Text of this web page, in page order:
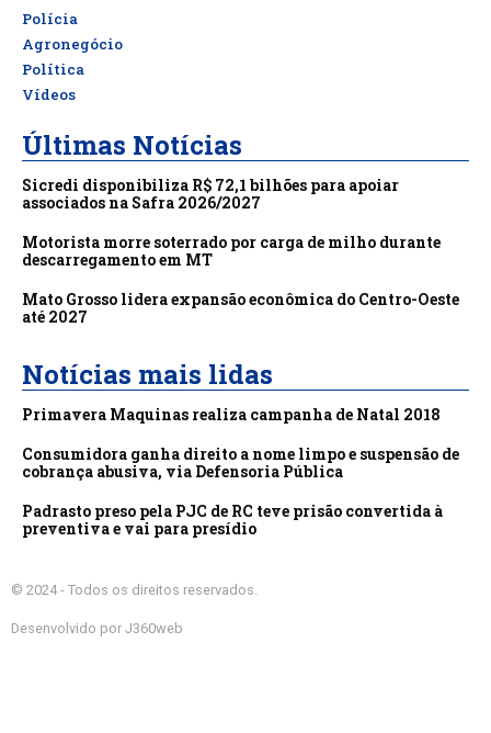
Polícia
Agronegócio
Política
Vídeos
Últimas Notícias
Sicredi disponibiliza R$ 72,1 bilhões para apoiar
associados na Safra 2026/2027
Motorista morre soterrado por carga de milho durante
descarregamento em MT
Mato Grosso lidera expansão econômica do Centro-Oeste
até 2027
Notícias mais lidas
Primavera Maquinas realiza campanha de Natal 2018
Consumidora ganha direito a nome limpo e suspensão de
cobrança abusiva, via Defensoria Pública
Padrasto preso pela PJC de RC teve prisão convertida à
preventiva e vai para presídio
© 2024 - Todos os direitos reservados.
Desenvolvido por J360web